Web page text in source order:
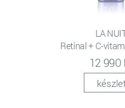
LA
Retinal + C-
12 990